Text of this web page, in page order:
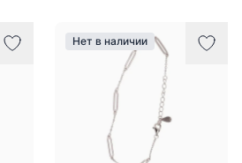
Нет в наличии